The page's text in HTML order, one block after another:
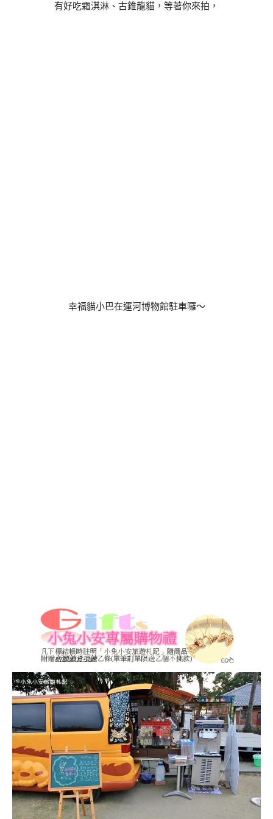
有好吃霜淇淋、古錐龍貓，等著你來拍，
幸福貓小巴在運河博物館駐車囉～